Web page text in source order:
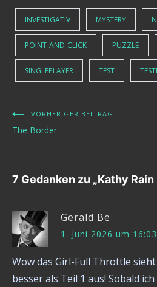
INVESTIGATIV MYSTERY
POINT-AND-CLICK PUZZLE
SINGLEPLAYER TEST
Beitragsnavigation
VORHERIGER BEITRAG
The Border
7 Gedanken zu „Kathy
Gerald Be
1. Juni 2026 um
Wow das Girl-Full Throttle
besser als Teil 1 aus! Sobald